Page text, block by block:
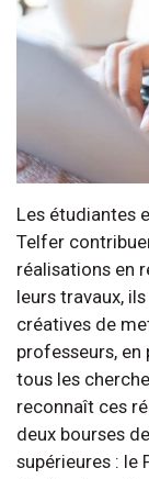
Les étudiantes
Telfer
réalisations en
leurs travaux,
créatives de
professeurs, en
tous les
reconnaît ces
deux bourses
supérieures : le